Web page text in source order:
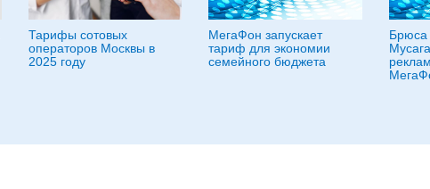
Тарифы сотовых
операторов Москвы в
2025 году
МегаФон запускает
тариф для экономии
семейного бюджета
Брюса